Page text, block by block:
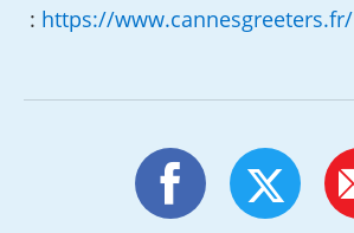
: https://www.cannesgreeters.fr/